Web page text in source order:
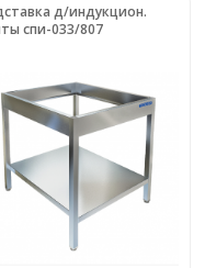
д/индукцион.
спи-033/807